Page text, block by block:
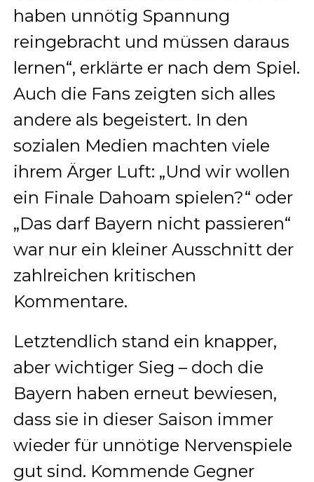
haben unnötig Spannung
reingebracht und müssen daraus
lernen“, erklärte er nach dem Spiel.
Auch die Fans zeigten sich alles
andere als begeistert. In den
sozialen Medien machten viele
ihrem Ärger Luft: „Und wir wollen
ein Finale Dahoam spielen?“ oder
„Das darf Bayern nicht passieren“
war nur ein kleiner Ausschnitt der
zahlreichen kritischen
Kommentare.
Letztendlich stand ein knapper,
aber wichtiger Sieg – doch die
Bayern haben erneut bewiesen,
dass sie in dieser Saison immer
wieder für unnötige Nervenspiele
gut sind. Kommende Gegner